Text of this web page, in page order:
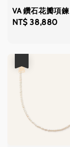
VA 鑽石花瓣項鍊
Regular
NT$ 38,880